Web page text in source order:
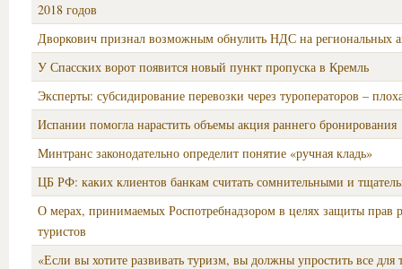
2018 годов
Дворкович признал возможным обнулить НДС на региональных
У Спасских ворот появится новый пункт пропуска в Кремль
Эксперты: субсидирование перевозки через туроператоров –
Испании помогла нарастить объемы акция раннего бронирования
Минтранс законодательно определит понятие «ручная кладь»
ЦБ РФ: каких клиентов банкам считать сомнительными и
О мерах, принимаемых Роспотребнадзором в целях защиты прав
туристов
«Если вы хотите развивать туризм, вы должны упростить все для